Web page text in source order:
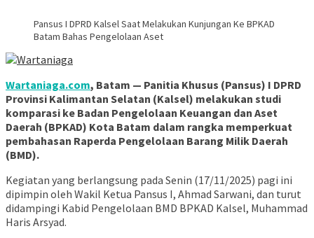
Pansus I DPRD Kalsel Saat Melakukan Kunjungan Ke BPKAD
Batam Bahas Pengelolaan Aset
Wartaniaga.com, Batam — Panitia Khusus (Pansus) I DPRD
Provinsi Kalimantan Selatan (Kalsel) melakukan studi
komparasi ke Badan Pengelolaan Keuangan dan Aset
Daerah (BPKAD) Kota Batam dalam rangka memperkuat
pembahasan Raperda Pengelolaan Barang Milik Daerah
(BMD).
Kegiatan yang berlangsung pada Senin (17/11/2025) pagi ini
dipimpin oleh Wakil Ketua Pansus I, Ahmad Sarwani, dan turut
didampingi Kabid Pengelolaan BMD BPKAD Kalsel, Muhammad
Haris Arsyad.